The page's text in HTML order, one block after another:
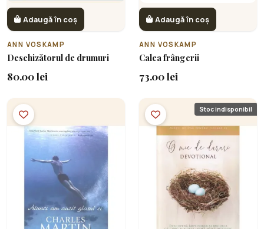
Adaugă în coș
ANN VOSKAMP
Deschizătorul de drumuri
80.00 lei
Adaugă în coș
ANN VOSKAMP
Calea frângerii
73.00 lei
Stoc indisponibil